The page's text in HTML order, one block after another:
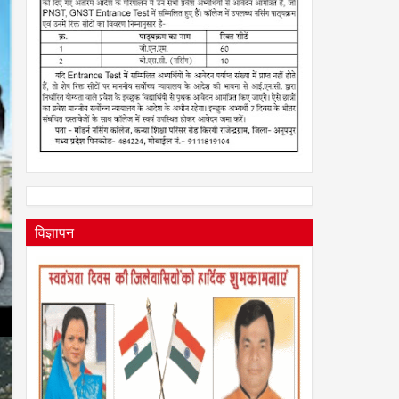
विज्ञापन